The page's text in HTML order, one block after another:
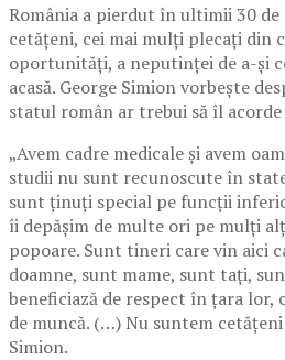
România a pierdut în ultimii 30 de
cetățeni, cei mai mulți plecați din
oportunități, a neputinței de a-și
acasă. George Simion vorbește
statul român ar trebui să îl
„Avem cadre medicale și avem
studii nu sunt recunoscute în
sunt ținuți special pe funcții
îi depășim de multe ori pe mulți
popoare. Sunt tineri care vin aici
doamne, sunt mame, sunt tați,
beneficiază de respect în țara lor,
de muncă. (…) Nu suntem cetățeni
Simion.